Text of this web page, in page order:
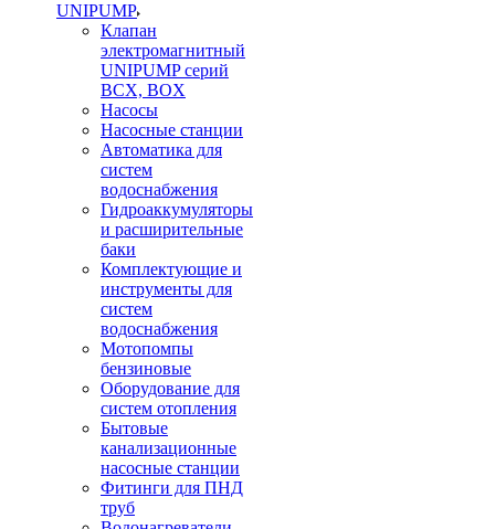
UNIPUMP
Клапан
электромагнитный
UNIPUMP серий
BCX, BOX
Насосы
Насосные станции
Автоматика для
систем
водоснабжения
Гидроаккумуляторы
и расширительные
баки
Комплектующие и
инструменты для
систем
водоснабжения
Мотопомпы
бензиновые
Оборудование для
систем отопления
Бытовые
канализационные
насосные станции
Фитинги для ПНД
труб